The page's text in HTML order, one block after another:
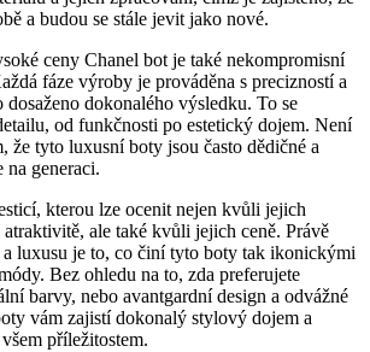
a budou se stále jevit⁣ jako nové.
ceny Chanel bot‍ je také nekompromisní
fáze ⁤výroby je prováděna s precizností⁤ a
dokonalého výsledku. To se
od ⁤funkčnosti po estetický dojem. Není
že‌ tyto luxusní boty jsou často dědičné a
​na ⁢generaci.
kterou lze ocenit‌ nejen kvůli jejich
ale také kvůli ‍jejich‍ ceně. Právě
a luxusu ⁤je to, co⁤ činí tyto boty tak‍ ikonickými
Bez ohledu na to, zda preferujete⁢
barvy, nebo avantgardní design a‍ odvážné
vám zajistí ⁣dokonalý ‍stylový dojem a
příležitostem.